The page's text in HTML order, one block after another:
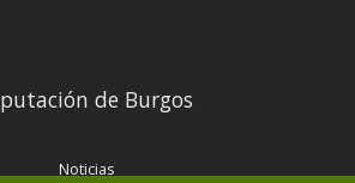
de Burgos
Noticias